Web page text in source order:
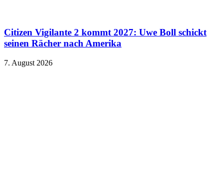
Citizen Vigilante 2 kommt 2027: Uwe Boll schickt
seinen Rächer nach Amerika
7. August 2026